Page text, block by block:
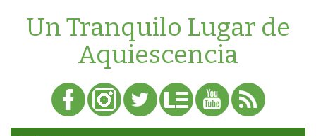
Un Tranquilo Lugar de
Aquiescencia